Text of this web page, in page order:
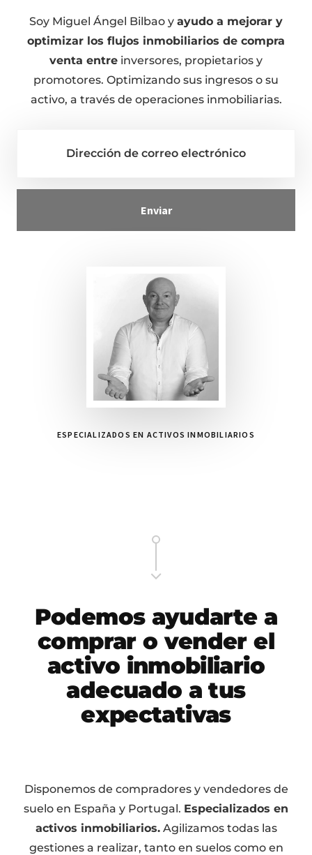
Soy Miguel Ángel Bilbao y ayudo a mejorar y
optimizar los flujos inmobiliarios de compra
venta entre inversores, propietarios y
promotores. Optimizando sus ingresos o su
activo, a través de operaciones inmobiliarias.
ESPECIALIZADOS EN ACTIVOS INMOBILIARIOS
Podemos ayudarte a
comprar o vender el
activo inmobiliario
adecuado a tus
expectativas
Disponemos de compradores y vendedores de
suelo en España y Portugal. Especializados en
activos inmobiliarios.Agilizamos todas las
gestiones a realizar, tanto en suelos como en